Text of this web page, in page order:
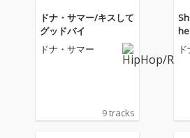
ドナ・サマー/キスして
グッドバイ
ドナ・サマー
9 tracks
he